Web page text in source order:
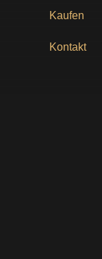
Kaufen
Kontakt